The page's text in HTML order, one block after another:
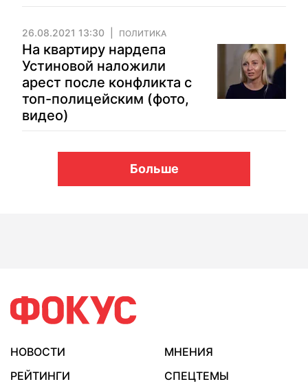
26.08.2021 13:30 ПОЛИТИКА
На квартиру нардепа
Устиновой наложили
арест после конфликта с
топ-полицейским (фото,
видео)
Больше
НОВОСТИ
МНЕНИЯ
РЕЙТИНГИ
СПЕЦТЕМЫ